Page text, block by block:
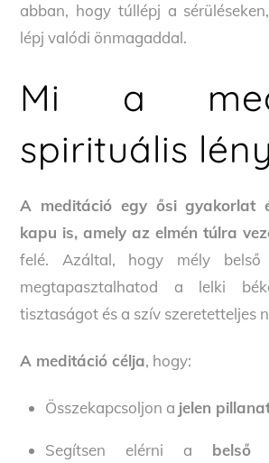
abban, hogy túllépj a
lépj valódi önmagaddal.
Mi a
spirituális
A meditáció egy ősi gyakorlat
kapu is, amely az elmén túlra
felé. Azáltal, hogy mély belső
megtapasztalhatod a lelki
tisztaságot és a szív szeretetteljes
A meditáció célja, hogy:
Összekapcsoljon a jelen
Segítsen elérni a belső